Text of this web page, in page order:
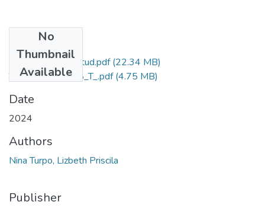
No
Thumbnail
Available
Grado de Similitud.pdf(22.34 MB)
T036_74378518_T_.pdf(4.75 MB)
Date
2024
Authors
Nina Turpo, Lizbeth Priscila
Publisher